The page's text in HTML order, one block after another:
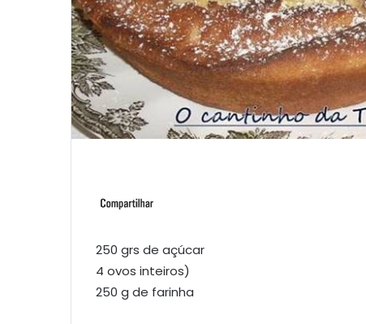
250 grs de açúcar
4 ovos inteiros)
250 g de farinha